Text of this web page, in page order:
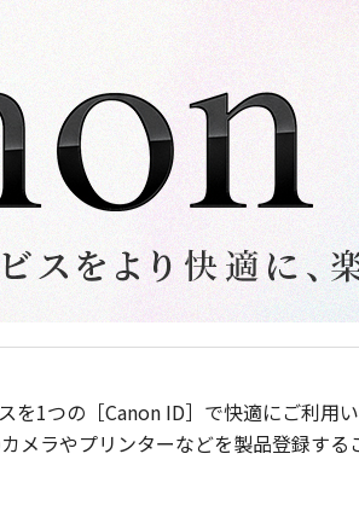
1つの［Canon ID］で快適にご利用
メラやプリンターなどを製品登録す